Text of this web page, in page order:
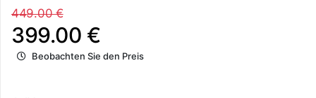
449.00 €
399.00 €
Beobachten Sie den Preis